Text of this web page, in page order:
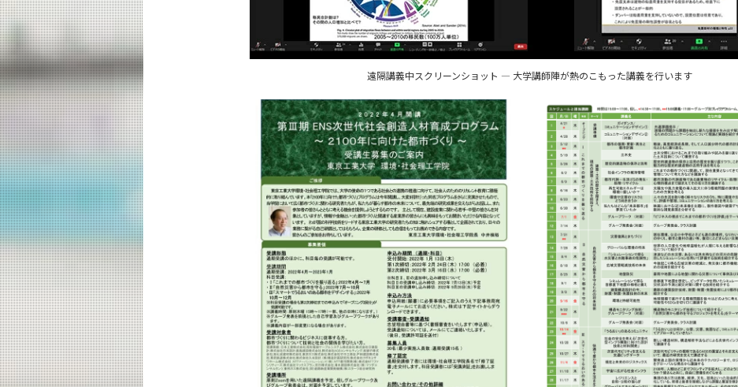
遠隔講義中スクリーンショット ― 大学講師陣が熱のこもった講義を行います